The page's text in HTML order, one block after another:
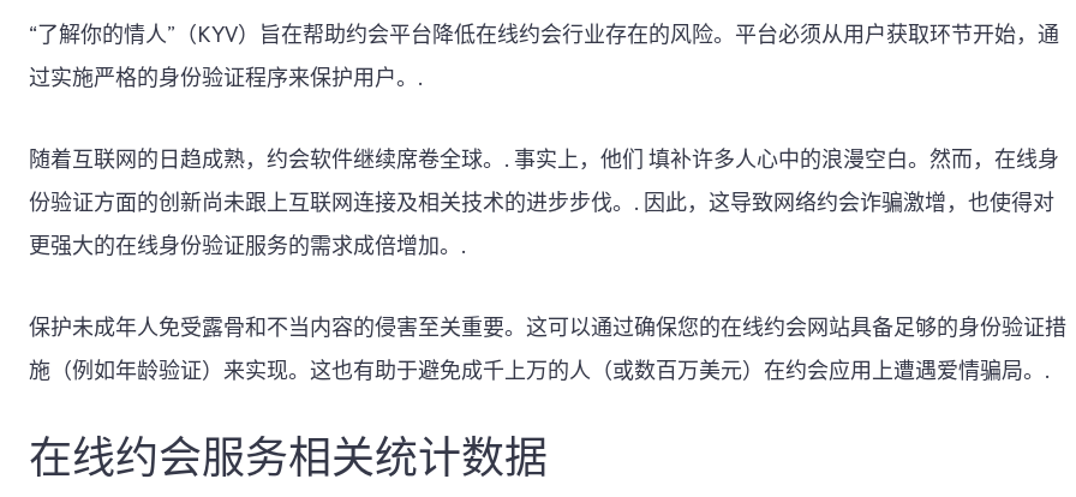
“了解你的情人”（KYV）旨在帮助约会平台降低在线约会行业存在的风险。平台必须从用户获取环节开始，通
过实施严格的身份验证程序来保护用户。.
随着互联网的日趋成熟，约会软件继续席卷全球。 . 事实上，他们 填补许多人心中的浪漫空白。 然而，在线身
份验证方面的创新尚未跟上互联网连接及相关技术的进步步伐。. 因此，这导致网络约会诈骗激增，也使得对
更强大的在线身份验证服务的需求成倍增加。.
保护未成年人免受露骨和不当内容的侵害至关重要。这可以通过确保您的在线约会网站具备足够的身份验证措
施（例如年龄验证）来实现。这也有助于避免成千上万的人（或数百万美元）在约会应用上遭遇爱情骗局。.
在线约会服务相关统计数据